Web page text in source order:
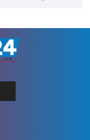
গাফিলতি হলে প্রধানমন্ত্রী
রহমান কঠোর ব্যবস্থা
আমলাতন্ত্রের কেউ হোক
রাজনৈতিক ব্যক্তি-দায়িত্ব
সকালে ঢাকা রিপোর্টার্স
ক্র্যাব মিলনায়তনে